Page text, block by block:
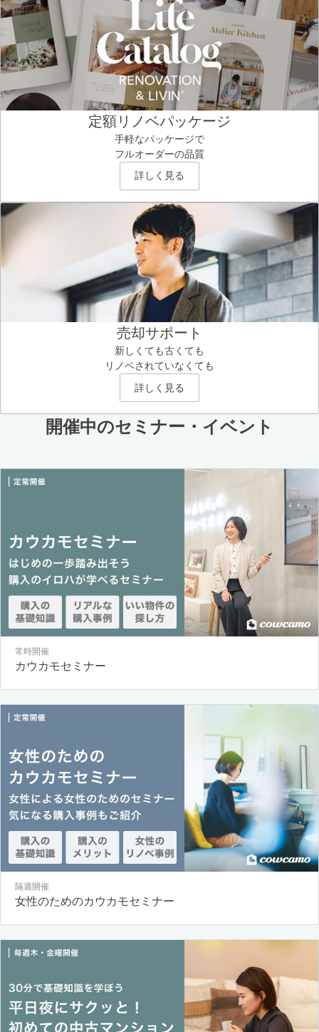
定額リノベパッケージ
手軽なパッケージで
フルオーダーの品質
詳しく見る
売却サポート
新しくても古くても
リノベされていなくても
詳しく見る
開催中のセミナー・イベント
常時開催
カウカモセミナー
隔週開催
女性のためのカウカモセミナー